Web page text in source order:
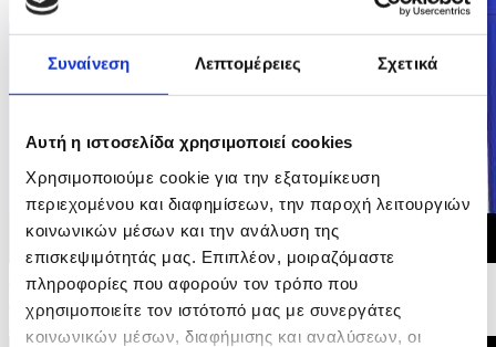
Συναίνεση Λεπτομέρειες Σχετικά
Αυτή η ιστοσελίδα χρησιμοποιεί cookies
Χρησιμοποιούμε cookie για την εξατομίκευση
περιεχομένου και διαφημίσεων, την παροχή λειτουργιών
κοινωνικών μέσων και την ανάλυση της
επισκεψιμότητάς μας. Επιπλέον, μοιραζόμαστε
πληροφορίες που αφορούν τον τρόπο που
χρησιμοποιείτε τον ιστότοπό μας με συνεργάτες
κοινωνικών μέσων, διαφήμισης και αναλύσεων, οι
23/05/2026 15:36
Αρχικές Δηλώσεις Υπουργού Οικονομικών στη
Συνέντευξη Τύπου Άτυπου ECOFIN